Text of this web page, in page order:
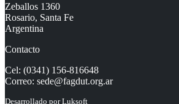
Zeballos 1360
Rosario, Santa Fe
Argentina
Contacto
Cel: (0341) 156-816648
Correo: sede@fagdut.org.ar
Desarrollado porLuksoft